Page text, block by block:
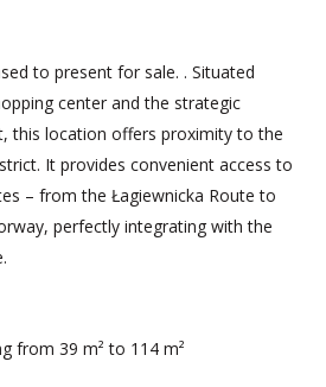
to present for sale. . Situated
center and the strategic
this location offers proximity to the
It provides convenient access to
– from the Łagiewnicka Route to
perfectly integrating with the
from 39 m² to 114 m²